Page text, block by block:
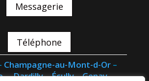
Messagerie
Téléphone
Champagne-au-Mont-d-Or –
–Dardilly–Écully–Genay–